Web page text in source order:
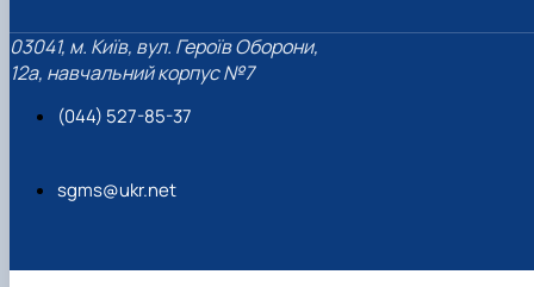
03041, м. Київ, вул. Героїв Оборони,
12а, навчальний корпус №7
(044) 527-85-37
sgms@ukr.net